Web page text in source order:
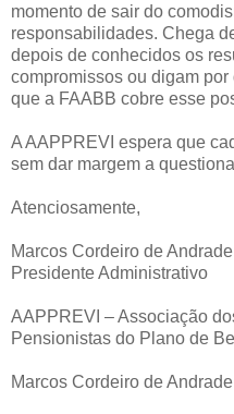
momento de sair do
responsabilidades. Chega
depois de conhecidos os
compromissos ou digam
que a FAABB cobre esse
A AAPPREVI espera que
sem dar margem a
Atenciosamente,
Marcos Cordeiro de Andrade
Presidente Administrativo
AAPPREVI – Associação
Pensionistas do Plano de
Marcos Cordeiro de